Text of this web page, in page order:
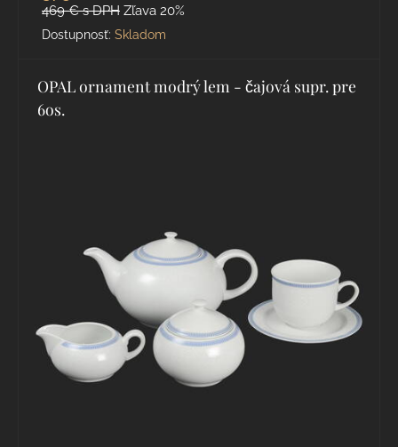
469 €s DPH Zľava 20%
Dostupnosť: Skladom
OPAL ornament modrý lem - čajová supr. pre
6os.